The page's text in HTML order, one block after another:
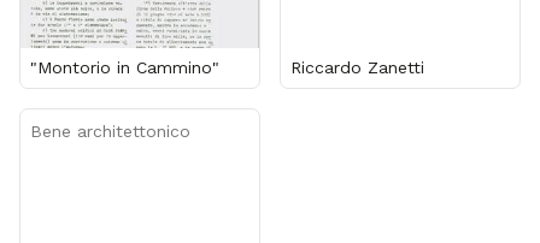
"Montorio in Cammino" Riccardo Zanetti
Bene architettonico